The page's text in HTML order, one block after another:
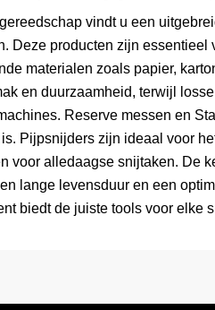
vindt u een
Deze producten zijn
materialen zoals papier,
en duurzaamheid, terwijl
Reserve messen en
Pijpsnijders zijn ideaal voor
voor alledaagse snijtaken. De
lange levensduur en een
biedt de juiste tools voor elke